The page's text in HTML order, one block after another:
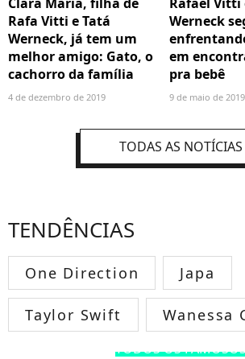
Clara Maria, filha de
Rafa Vitti e Tatá
Werneck, já tem um
melhor amigo: Gato, o
cachorro da família
4 de dezembro de 2019
Rafael Vitti
Werneck
em
pra bebê
9 de maio de 2019
TODAS AS NOTÍCIAS
TENDÊNCIAS
One Direction Japa
Taylor Swift Wanessa
TODOS OS